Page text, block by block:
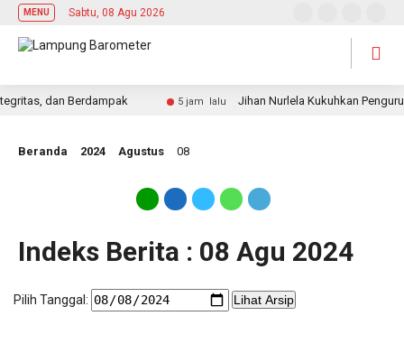
MENU Sabtu, 08 Agu 2026
dan Berdampak 5 jam lalu Jihan Nurlela Kukuhkan Pengurus
Beranda 2024 Agustus 08
Indeks Berita : 08 Agu 2024
Pilih Tanggal: Lihat Arsip